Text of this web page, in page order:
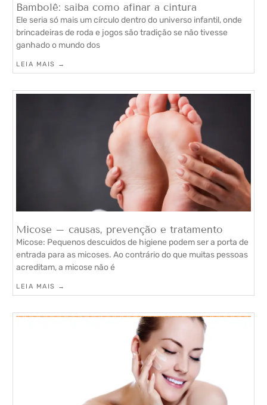
Bambolê: saiba como afinar a cintura
Ele seria só mais um círculo dentro do universo infantil, onde
brincadeiras de roda e jogos são tradição se não tivesse
ganhado o mundo dos
LEIA MAIS →
Micose – causas, prevenção e tratamento
Micose: Pequenos descuidos de higiene podem ser a porta de
entrada para as micoses. Ao contrário do que muitas pessoas
acreditam, a micose não é
LEIA MAIS →